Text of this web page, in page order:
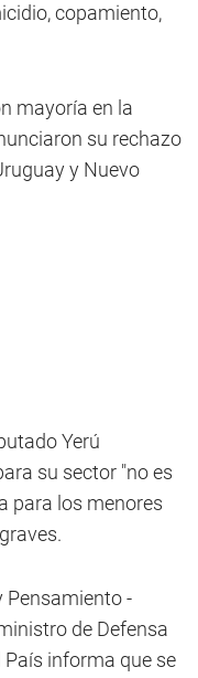
copamiento,
mayoría en la
su rechazo
y Nuevo
Yerú
su sector "no es
para los menores
Pensamiento -
de Defensa
País informa que se